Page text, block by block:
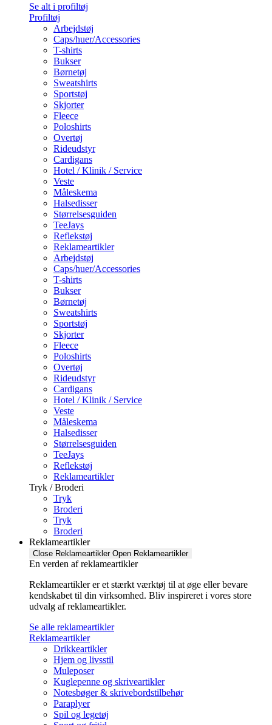
Se alt i profiltøj
Profiltøj
Arbejdstøj
Caps/huer/Accessories
T-shirts
Bukser
Børnetøj
Sweatshirts
Sportstøj
Skjorter
Fleece
Poloshirts
Overtøj
Rideudstyr
Cardigans
Hotel / Klinik / Service
Veste
Måleskema
Halsedisser
Størrelsesguiden
TeeJays
Reflekstøj
Reklameartikler
Arbejdstøj
Caps/huer/Accessories
T-shirts
Bukser
Børnetøj
Sweatshirts
Sportstøj
Skjorter
Fleece
Poloshirts
Overtøj
Rideudstyr
Cardigans
Hotel / Klinik / Service
Veste
Måleskema
Halsedisser
Størrelsesguiden
TeeJays
Reflekstøj
Reklameartikler
Tryk / Broderi
Tryk
Broderi
Tryk
Broderi
Reklameartikler
Close Reklameartikler Open Reklameartikler
En verden af reklameartikler ​
Reklameartikler er et stærkt værktøj til at øge eller bevare
kendskabet til din virksomhed. Bliv inspireret i vores store
udvalg af reklameartikler.
Se alle reklameartikler
Reklameartikler
Drikkeartikler
Hjem og livsstil
Muleposer
Kuglepenne og skriveartikler
Notesbøger & skrivebordstilbehør
Paraplyer
Spil og legetøj